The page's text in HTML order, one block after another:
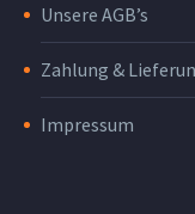
Unsere AGB’s
Zahlung &
Impressum